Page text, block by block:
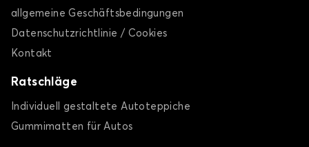
allgemeine Geschäftsbedingungen
Datenschutzrichtlinie / Cookies
Kontakt
Ratschläge
Individuell gestaltete Autoteppiche
Gummimatten für Autos